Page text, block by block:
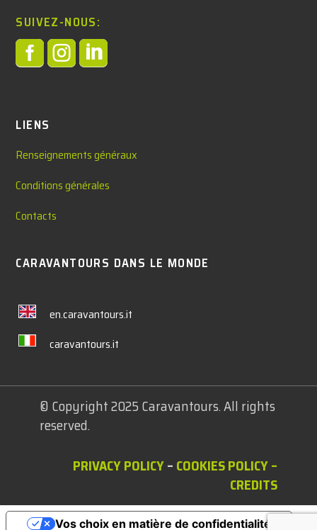
SUIVEZ-NOUS:

LIENS
Renseignements généraux
Conditions générales
Contacts
CARAVANTOURS DANS LE MONDE
en.caravantours.it
caravantours.it
© Copyright 2025 Caravantours. All rights
reserved.
PRIVACY POLICY– COOKIES POLICY–
CREDITS
Vos choix en matière de confidentialité